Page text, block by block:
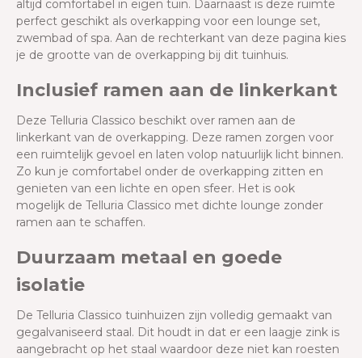
altijd comfortabel in eigen tuin. Daarnaast is deze ruimte
perfect geschikt als overkapping voor een lounge set,
zwembad of spa. Aan de rechterkant van deze pagina kies
je de grootte van de overkapping bij dit tuinhuis.
Inclusief ramen aan de linkerkant
Deze Telluria Classico beschikt over ramen aan de
linkerkant van de overkapping. Deze ramen zorgen voor
een ruimtelijk gevoel en laten volop natuurlijk licht binnen.
Zo kun je comfortabel onder de overkapping zitten en
genieten van een lichte en open sfeer. Het is ook
mogelijk de Telluria Classico met dichte lounge zonder
ramen aan te schaffen.
Duurzaam metaal en goede
isolatie
De Telluria Classico tuinhuizen zijn volledig gemaakt van
gegalvaniseerd staal. Dit houdt in dat er een laagje zink is
aangebracht op het staal waardoor deze niet kan roesten